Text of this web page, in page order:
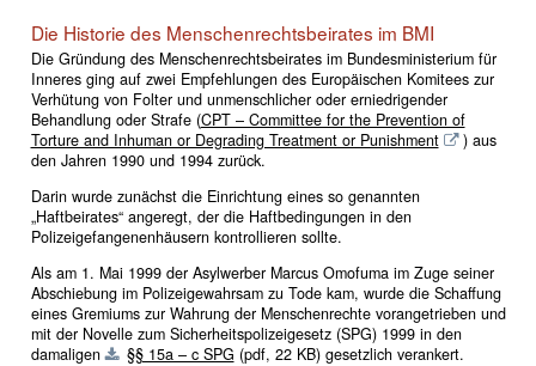
Die Historie des Menschenrechtsbeirates im BMI
Die Gründung des Menschenrechtsbeirates im Bundesministerium für
Inneres ging auf zwei Empfehlungen des Europäischen Komitees zur
Verhütung von Folter und unmenschlicher oder erniedrigender
Behandlung oder Strafe (CPT – Committee for the Prevention of
Torture and Inhuman or Degrading Treatment or Punishment
) aus
den Jahren 1990 und 1994 zurück.
Darin wurde zunächst die Einrichtung eines so genannten
„Haftbeirates“ angeregt, der die Haftbedingungen in den
Polizeigefangenenhäusern kontrollieren sollte.
Als am 1. Mai 1999 der Asylwerber Marcus Omofuma im Zuge seiner
Abschiebung im Polizeigewahrsam zu Tode kam, wurde die Schaffung
eines Gremiums zur Wahrung der Menschenrechte vorangetrieben und
mit der Novelle zum Sicherheitspolizeigesetz (SPG) 1999 in den
damaligen
§§ 15a – c SPG (pdf, 22 KB)gesetzlich verankert.